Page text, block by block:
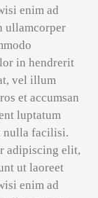
enim ad
ullamcorper
in hendrerit
vel illum
et accumsan
luptatum
nulla facilisi.
adipiscing elit,
ut laoreet
enim ad